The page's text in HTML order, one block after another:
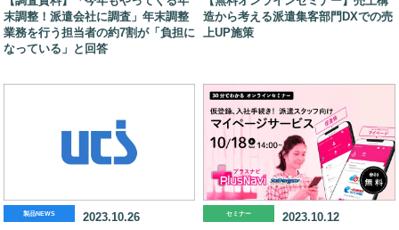
末調整！派遣会社に調査」年末調整
業務を行う担当者の約7割が「負担に
なっている」と回答
造から考える派遣集客部門DXでの売
上UP施策
製品NEWS
2023.10.26
セミナー
2023.10.12